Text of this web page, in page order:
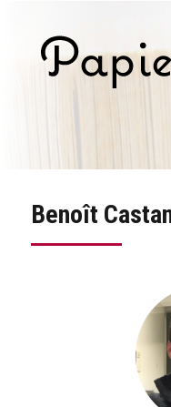
Benoît